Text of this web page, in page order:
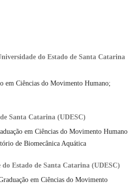
do Estado de Santa Catarina
em Ciências do Movimento Humano;
Santa Catarina (UDESC)
em Ciências do Movimento Humano
de Biomecânica Aquática
Estado de Santa Catarina (UDESC)
em Ciências do Movimento